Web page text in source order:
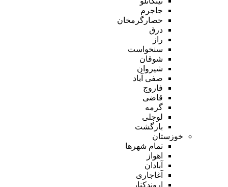
جاجرم
حصارگرمخان
درق
راز
سنخواست
شوقان
شیروان
صفی آباد
فاروج
قاضی
گرمه
لوجلی
بازگشت
خوزستان
تمام شهر‌ها
اهواز
آبادان
آغاجاری
اروندکنار